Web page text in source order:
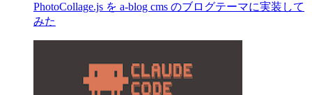
PhotoCollage.js を a-blog cms のブログテーマに実装して
みた